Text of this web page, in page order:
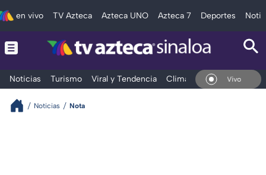
en vivo TV Azteca Azteca UNO Azteca 7 Deportes
Noticias Turismo Viral y Tendencia Clima Deportes
En Vivo
Noticias Nota